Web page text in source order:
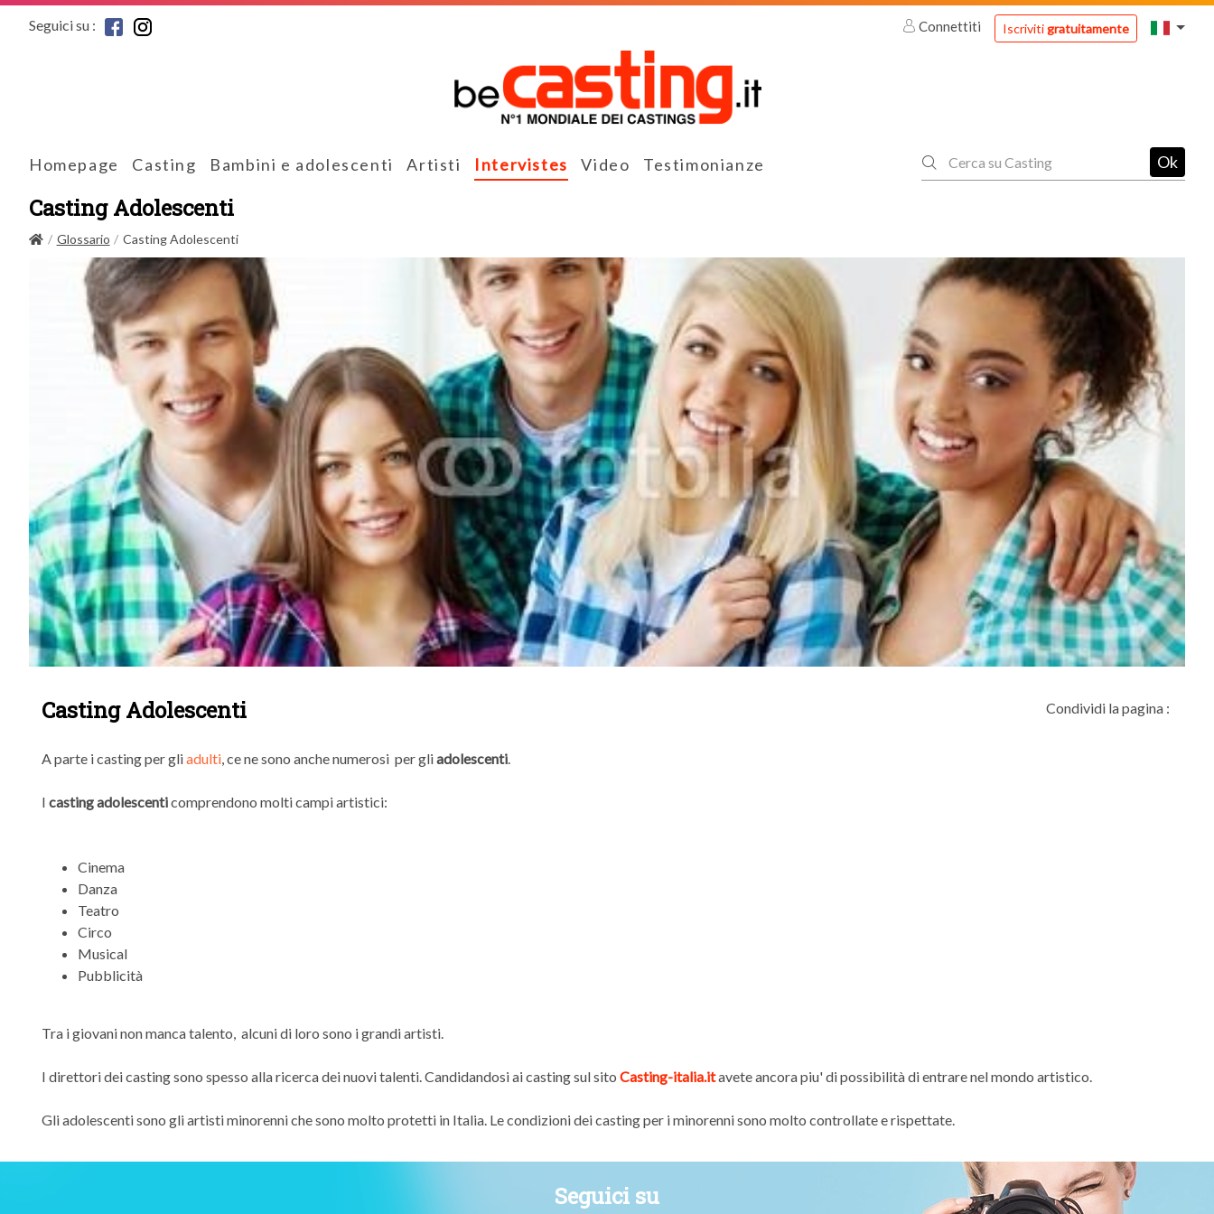
Seguici su : Connettiti Iscrivitigratuitamente
Homepage Casting Bambini e adolescenti Artisti Intervistes Video Testimonianze Ok
Casting Adolescenti
Glossario Casting Adolescenti
Casting Adolescenti Condividi la pagina :
A parte i casting per gliadulti, ce ne sono anche numerosi per gliadolescenti.
I casting adolescenticomprendono molti campi artistici:
Cinema
Danza
Teatro
Circo
Musical
Pubblicità
Tra i giovani non manca talento, alcuni di loro sono i grandi artisti.
I direttori dei casting sono spesso alla ricerca dei nuovi talenti. Candidandosi ai casting sul sito Casting-italia.itavete ancora piu' di possibilità di entrare nel mondo artistico.
Gli adolescenti sono gli artisti minorenni che sono molto protetti in Italia. Le condizioni dei casting per i minorenni sono molto controllate e rispettate.
Seguici su